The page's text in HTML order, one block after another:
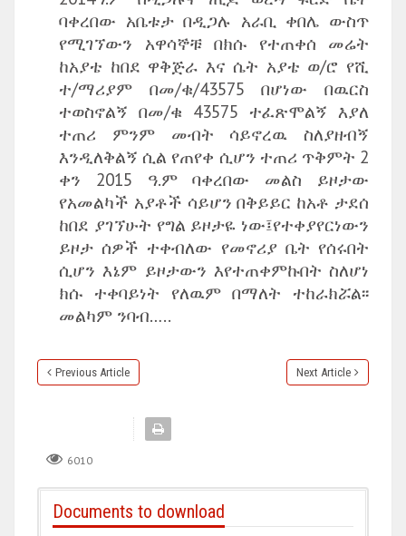
ባቀረበው አቤቱታ በዲጋሉ አራቢ ቀበሌ ውስጥ
የሚገኘውን አዋሳኞቹ በክሱ የተጠቀሰ መሬት
ከአያቴ ከበደ ዋቅጅራ እና ሴት አያቴ ወ/ሮ የሺ
ተ/ማሪያም በመ/ቁ/43575 በሆነው በዉርስ
ተወስኖልኝ በመ/ቁ 43575 ተፈጽሞልኝ እያለ
ተጠሪ ምንም መብት ሳይኖረዉ ስለያዘብኝ
እንዲለቅልኝ ሲል የጠየቀ ሲሆን ተጠሪ ጥቅምት 2
ቀን 2015 ዓ.ም ባቀረበው መልስ ይዞታው
የአመልካች አያቶች ሳይሆን በቅይይር ከአቶ ታደሰ
ከበደ ያገኘሁት የግል ይዞታዬ ነው፤የተቀያየርነውን
ይዞታ ሰዎች ተቀብለው የመኖሪያ ቤት የሰሩበት
ሲሆን እኔም ይዞታውን እየተጠቀምኩበት ስለሆነ
ክሱ ተቀባይነት የለዉም በማለት ተከራክሯል፡፡
መልካም ንባብ…..
Previous Article Next Article
6010
Documents to download